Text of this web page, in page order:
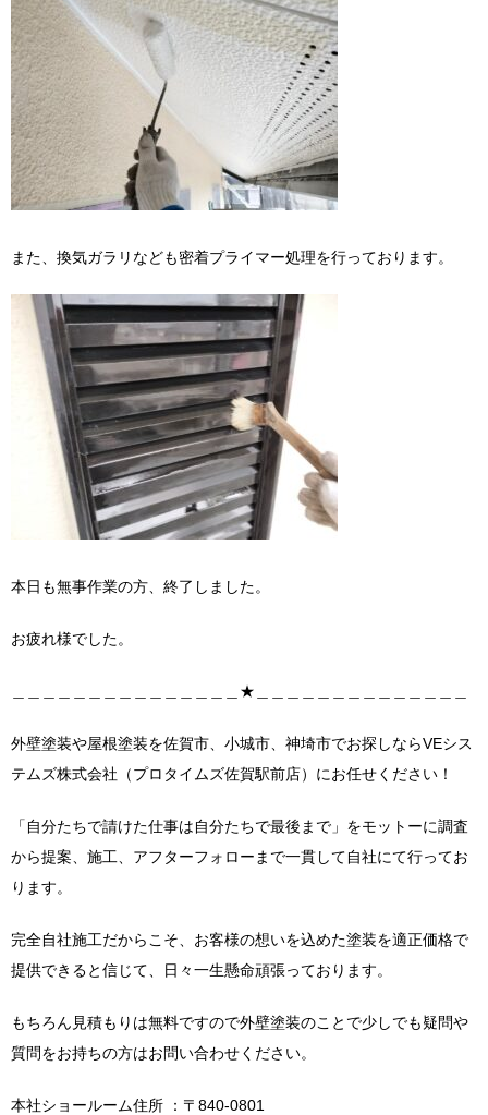
また、換気ガラリなども密着プライマー処理を行っております。
本日も無事作業の方、終了しました。
お疲れ様でした。
＿＿＿＿＿＿＿＿＿＿＿＿＿＿＿★＿＿＿＿＿＿＿＿＿＿＿＿＿＿
外壁塗装や屋根塗装を佐賀市、小城市、神埼市でお探しならVEシス
テムズ株式会社（プロタイムズ佐賀駅前店）にお任せください！
「自分たちで請けた仕事は自分たちで最後まで」をモットーに調査
から提案、施工、アフターフォローまで一貫して自社にて行ってお
ります。
完全自社施工だからこそ、お客様の想いを込めた塗装を適正価格で
提供できると信じて、日々一生懸命頑張っております。
もちろん見積もりは無料ですので外壁塗装のことで少しでも疑問や
質問をお持ちの方はお問い合わせください。
本社ショールーム住所 ：〒840-0801